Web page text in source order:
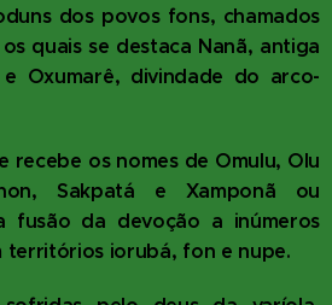
dos povos fons, chamados
quais se destaca Nanã, antiga
Oxumarê, divindade do arco-
recebe os nomes de Omulu, Olu
Sakpatá e Xamponã ou
fusão da devoção a inúmeros
territórios iorubá, fon e nupe.